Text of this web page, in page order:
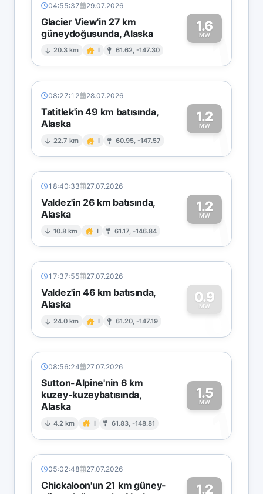
04:55:37 29.07.2026
Glacier View'in 27 km
güneydoğusunda, Alaska
20.3 km I 61.62, -147.30
1.6
MW1
08:27:12 28.07.2026
Tatitlek'in 49 km batısında,
Alaska
22.7 km I 60.95, -147.57
1.2
MW1
18:40:33 27.07.2026
Valdez'in 26 km batısında,
Alaska
10.8 km I 61.17, -146.84
1.2
MW1
17:37:55 27.07.2026
Valdez'in 46 km batısında,
Alaska
24.0 km I 61.20, -147.19
0.9
MW
0
08:56:24 27.07.2026
Sutton-Alpine'nin 6 km
kuzey-kuzeybatısında,
Alaska
4.2 km I 61.83, -148.81
1.5
MW
1
05:02:48 27.07.2026
Chickaloon'un 21 km güney-
1.2